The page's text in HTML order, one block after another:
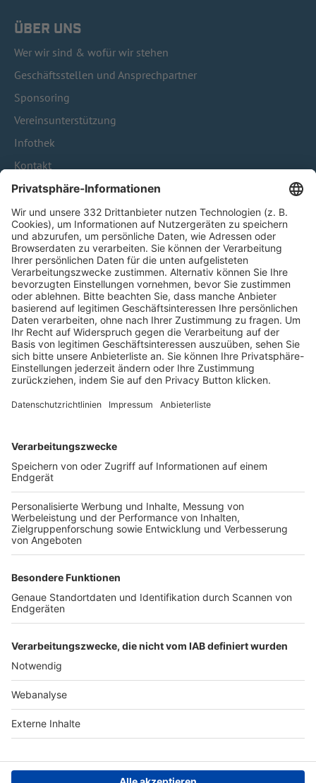
ÜBER UNS
Wer wir sind & wofür wir stehen
Geschäftsstellen und Ansprechpartner
Sponsoring
Vereinsunterstützung
Infothek
Kontakt
HÄUFIG BESUCHTE SEITEN
Pässe und Vereinswechsel
Trainerausbildung
Schulungsangebot Vereinsmitarbeiter
BFV-Geschäftsstellen
Trainerbörse
Login SpielPlus
FOLGE DEM BFV
TOP-VEREINE
TOP-PARTNER
Nutzungsbedingungen Datenschutz Impressum